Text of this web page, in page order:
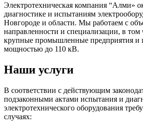
Электротехническая компания “Алми»
диагностике и испытаниям
Новгороде и области. Мы работаем с
направленности и специализации, в
крупные промышленные предприятия и
мощностью до 110 кВ.
Наши услуги
В соответствии с действующим
подзаконными актами испытания и
электротехнического оборудования
случаях: